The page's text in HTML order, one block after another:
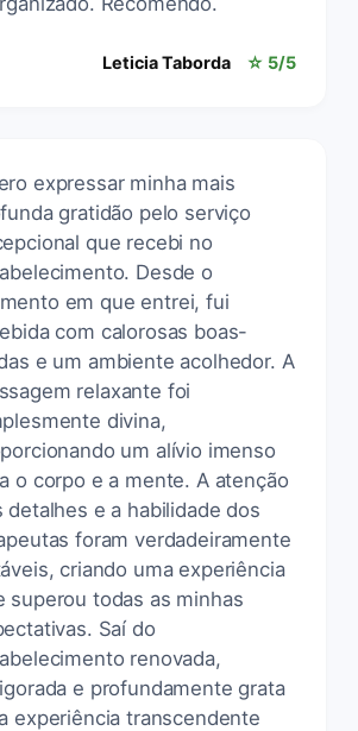
Leticia Taborda ☆ 5/5
expressar minha mais
gratidão pelo serviço
que recebi no
Desde o
em que entrei, fui
com calorosas boas-
e um ambiente acolhedor. A
relaxante foi
divina,
um alívio imenso
o corpo e a mente. A atenção
detalhes e a habilidade dos
foram verdadeiramente
criando uma experiência
superou todas as minhas
Saí do
renovada,
e profundamente grata
experiência transcendente